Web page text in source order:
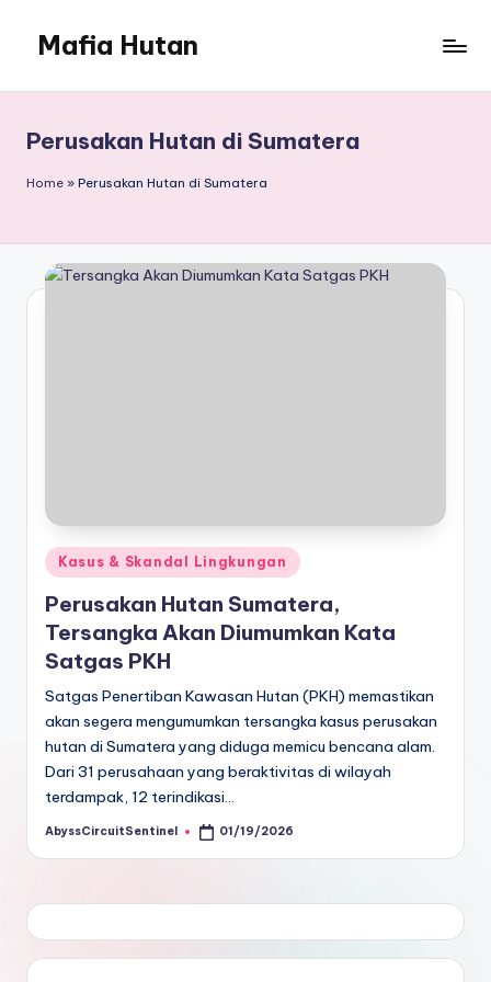
content
Mafia Hutan
dan
Perusakan
Hutan
Perusakan Hutan di Sumatera
Home » Perusakan Hutan di Sumatera
Posted
in
Kasus & Skandal Lingkungan
Perusakan Hutan Sumatera,
Tersangka Akan Diumumkan Kata
Satgas PKH
Satgas Penertiban Kawasan Hutan (PKH) memastikan
akan segera mengumumkan tersangka kasus perusakan
hutan di Sumatera yang diduga memicu bencana alam.
Dari 31 perusahaan yang beraktivitas di wilayah
terdampak, 12 terindikasi…
Posted
AbyssCircuitSentinel 01/19/2026